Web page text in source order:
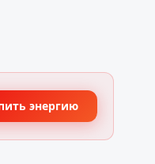
энергию